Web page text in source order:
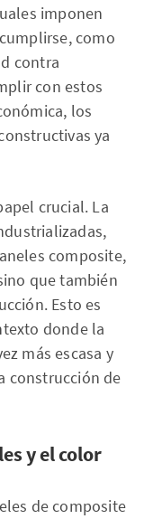
imponen
como
contra
con estos
los
ya
crucial. La
composite,
que también
Esto es
donde la
más escasa y
construcción de
y el color
de composite